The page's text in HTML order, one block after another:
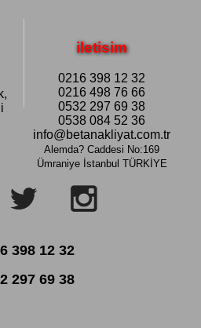
iletisim
0216 398 12 32
0216 498 76 66
0532 297 69 38
0538 084 52 36
info@betanakliyat.com.tr
Alemda? Caddesi No:169
Ümraniyeİstanbul TÜRKİYE
398 12 32
297 69 38